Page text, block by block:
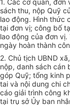
1. Các cơ quan,
sách thu, nộp Quỹ
lao động. Hình thức
tại đơn vị; công bố
lao động của đơn
ngày hoàn thành
2. Chủ tịch UBND
nộp, danh sách cán
góp Quỹ; tổng kinh
tai và nội dung chi
cáo giải trình công
tại trụ sở Ủy ban